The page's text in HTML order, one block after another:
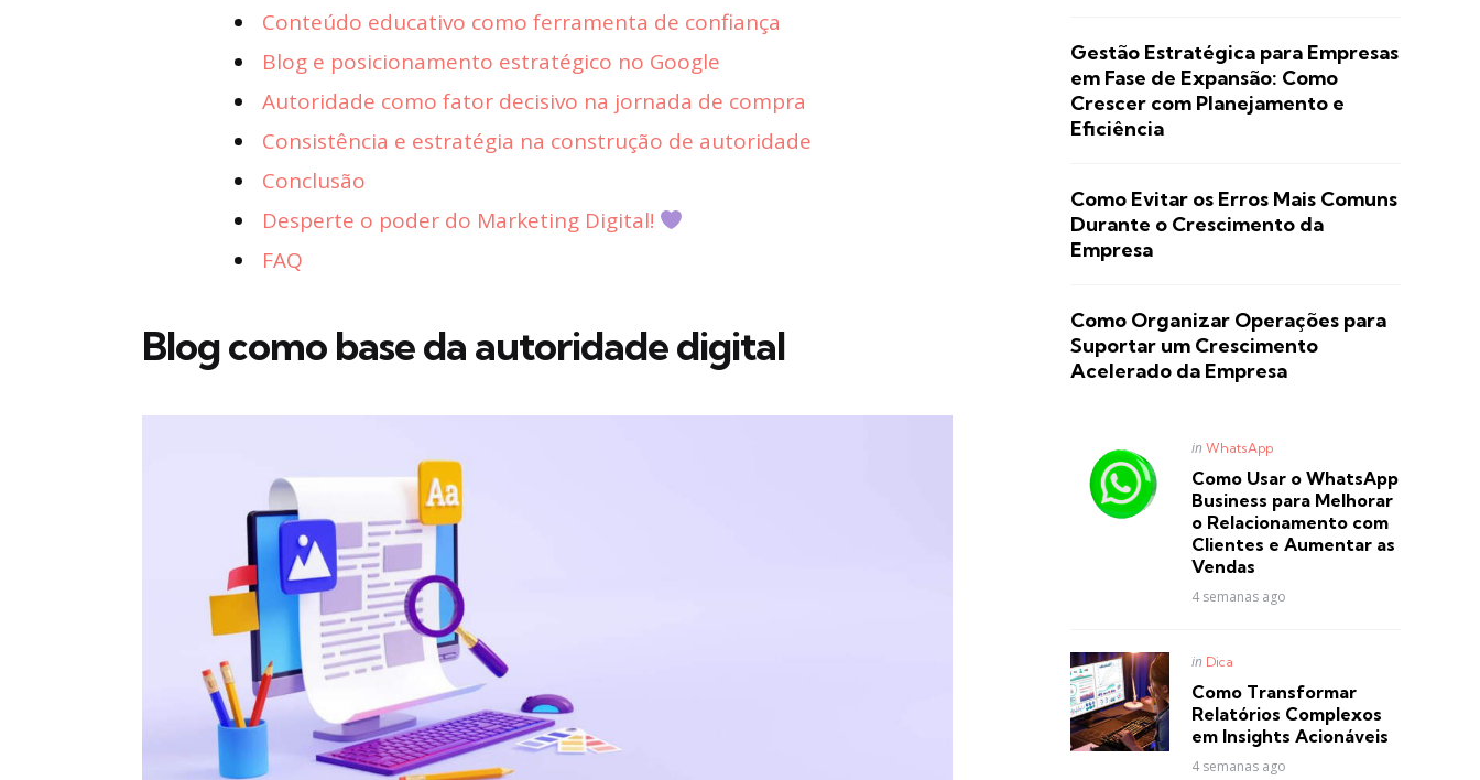
Conteúdo educativo como ferramenta de confiança
Blog e posicionamento estratégico no Google
Autoridade como fator decisivo na jornada de compra
Consistência e estratégia na construção de autoridade
Conclusão
Desperte o poder do Marketing Digital!
FAQ
Blog como base da autoridade digital
Gestão Estratégica para Empresas
em Fase de Expansão: Como
Crescer com Planejamento e
Eficiência
Como Evitar os Erros Mais Comuns
Durante o Crescimento da
Empresa
Como Organizar Operações para
Suportar um Crescimento
Acelerado da Empresa
Posted
in WhatsApp
Como Usar o WhatsApp
Business para Melhorar
o Relacionamento com
Clientes e Aumentar as
Vendas
4 semanas ago
Posted
in Dica
Como Transformar
Relatórios Complexos
em Insights Acionáveis
4 semanas ago